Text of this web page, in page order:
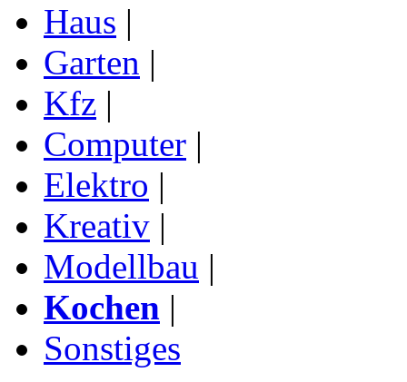
Haus |
Garten |
Kfz |
Computer |
Elektro |
Kreativ |
Modellbau |
Kochen |
Sonstiges